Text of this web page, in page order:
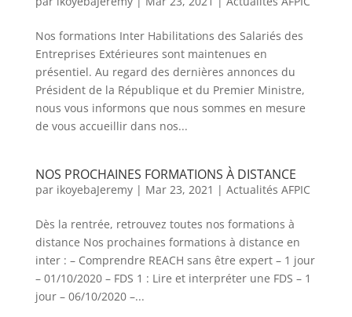
Nos formations Inter Habilitations des Salariés des
Entreprises Extérieures sont maintenues en
présentiel. Au regard des dernières annonces du
Président de la République et du Premier Ministre,
nous vous informons que nous sommes en mesure
de vous accueillir dans nos...
NOS PROCHAINES FORMATIONS À DISTANCE
par ikoyebaJeremy| Mar 23, 2021 | Actualités AFPIC
Dès la rentrée, retrouvez toutes nos formations à
distance Nos prochaines formations à distance en
inter : – Comprendre REACH sans être expert – 1 jour
– 01/10/2020 – FDS 1 : Lire et interpréter une FDS – 1
jour – 06/10/2020 –...